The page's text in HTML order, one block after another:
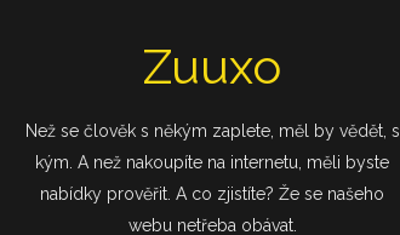
Zuuxo
Než se člověk s někým zaplete, měl by vědět, s
kým. A než nakoupíte na internetu, měli byste
nabídky prověřit. A co zjistíte? Že se našeho
webu netřeba obávat.